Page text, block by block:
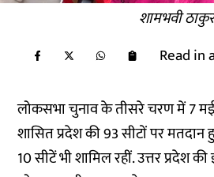
शामभवी ठाकुर
Read in
लोकसभा चुनाव के तीसरे चरण में 7 मई
शासित प्रदेश की 93 सीटों पर मतदान
10 सीटें भी शामिल रहीं. उत्तर प्रदेश